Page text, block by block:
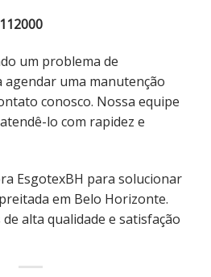
um problema de
uma manutenção
conosco. Nossa equipe
lo com rapidez e
EsgotexBH para solucionar
em Belo Horizonte.
alta qualidade e satisfação